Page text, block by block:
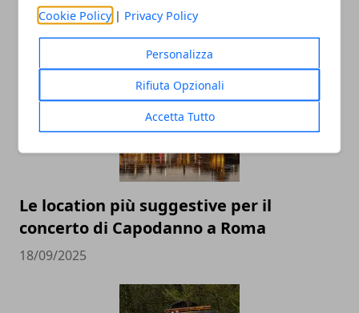
Cookie Policy | Privacy Policy
Personalizza
Rifiuta Opzionali
Accetta Tutto
ARTICOLI CORRELATI
Le location più suggestive per il
concerto di Capodanno a Roma
18/09/2025